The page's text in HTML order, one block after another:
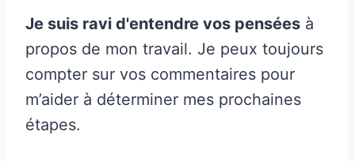
Je suis ravi d'entendre vos pensées à
propos de mon travail. Je peux toujours
compter sur vos commentaires pour
m’aider à déterminer mes prochaines
étapes.